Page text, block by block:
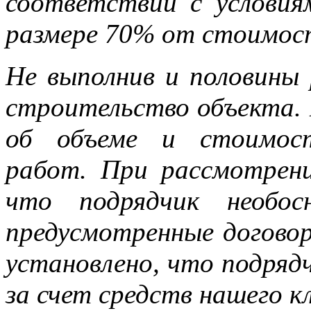
размере 70% от
Не выполнив и
строительство
об объеме и
работ. При
что подрядчик
предусмотренные
установлено, что
за счет средств нашего